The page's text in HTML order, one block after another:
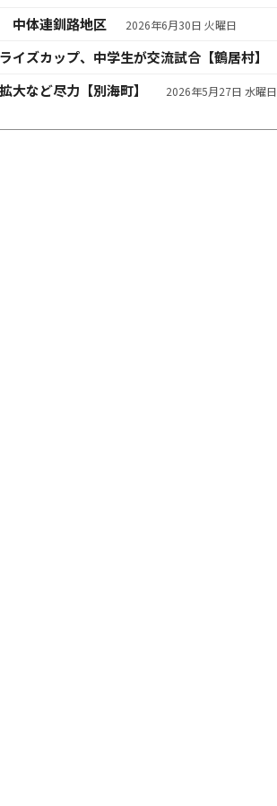
中体連釧路地区 2026年6月30日 火曜日
ズカップ、中学生が交流試合【鶴居村】
など尽力【別海町】 2026年5月27日 水曜日